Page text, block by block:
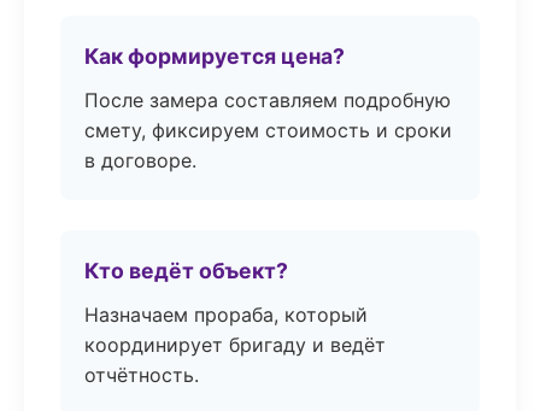
Как формируется цена?
После замера составляем подробную
смету, фиксируем стоимость и сроки
в договоре.
Кто ведёт объект?
Назначаем прораба, который
координирует бригаду и ведёт
отчётность.